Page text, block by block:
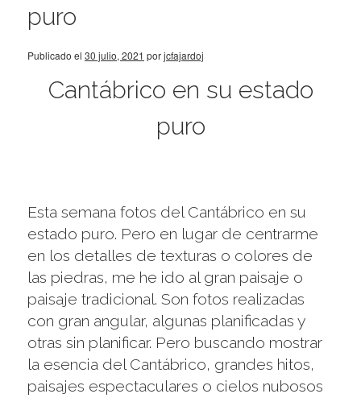
puro
Publicado el 30 julio, 2021 porjcfajardoj
Cantábrico en su estado
puro
Esta semana fotos del Cantábrico en su
estado puro. Pero en lugar de centrarme
en los detalles de texturas o colores de
las piedras, me he ido al gran paisaje o
paisaje tradicional. Son fotos realizadas
con gran angular, algunas planificadas y
otras sin planificar. Pero buscando mostrar
la esencia del Cantábrico, grandes hitos,
paisajes espectaculares o cielos nubosos